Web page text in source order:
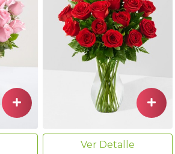
Ver Detalle